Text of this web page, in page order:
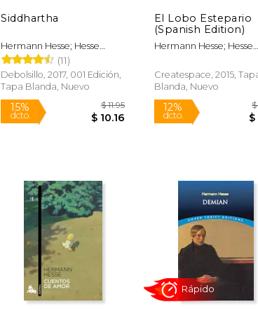
Siddhartha
Hermann Hesse; Hesse
Hermann
(11)
Debolsillo, 2017, 001 Edición,
Tapa Blanda, Nuevo
15%
dcto.
El Lobo Estepario
(Spanish Edition)
Hermann Hesse; Hesse
Createspace, 2015,
Blanda, Nuevo
12%
dcto.